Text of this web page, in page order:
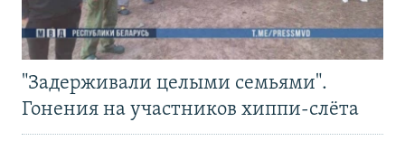
"Задерживали целыми семьями".
Гонения на участников хиппи-слёта